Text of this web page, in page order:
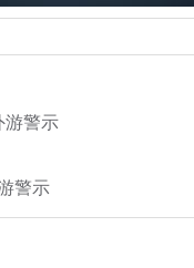
警示
警示